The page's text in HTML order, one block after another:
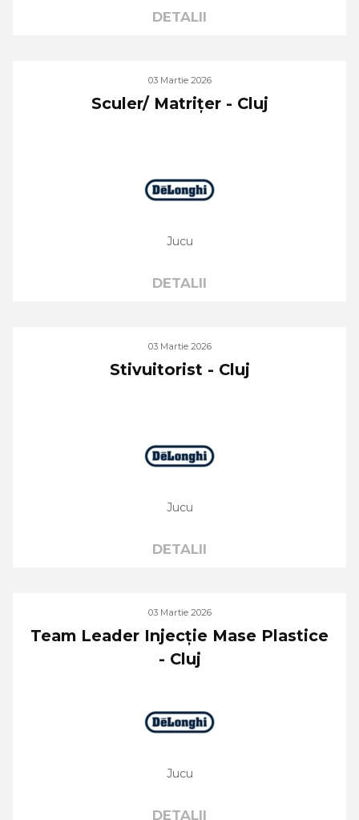
DETALII
03 Martie 2026
Sculer/ Matrițer - Cluj
Jucu
DETALII
03 Martie 2026
Stivuitorist - Cluj
Jucu
DETALII
03 Martie 2026
Team Leader Injecție Mase Plastice
- Cluj
Jucu
DETALII